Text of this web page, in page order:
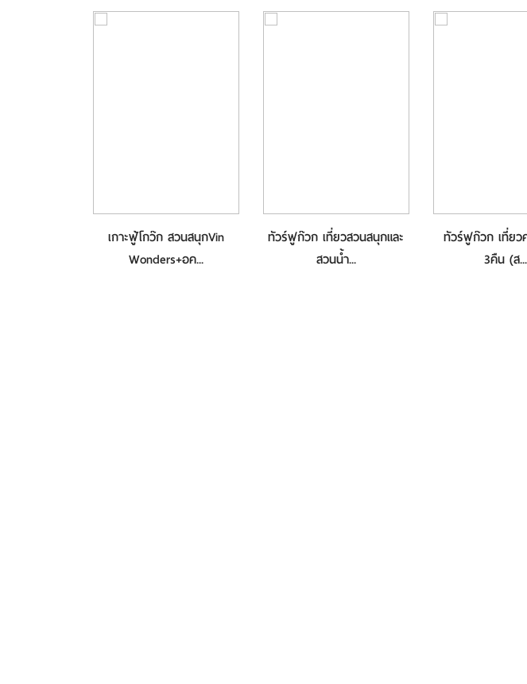
เกาะฟู้โกว๊ก สวนสนุกVin
Wonders+อค...
ทัวร์ฟูก๊วก เที่ยวสวนสนุกและ
สวนน้ำ...
ทัวร์ฟูก๊วก เที่ย
3คืน (ส...